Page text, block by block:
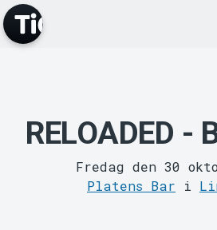
RELOADED -
Fredag den 30
Platens Bar i